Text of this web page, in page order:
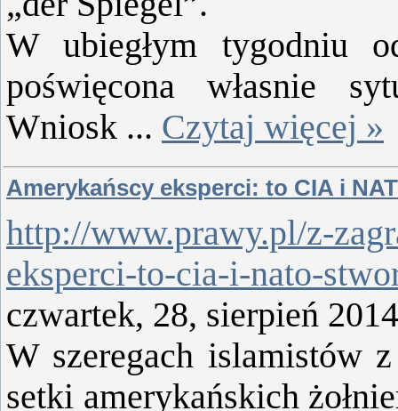
W ubiegłym tygodniu
poświęcona własnie
Wniosk ... Czytaj więcej »
Amerykańscy eksperci: to CIA i
http://www.prawy.pl/z-
eksperci-to-cia-i-nato-
czwartek, 28, sierpień
W szeregach islamistów
setki amerykańskich